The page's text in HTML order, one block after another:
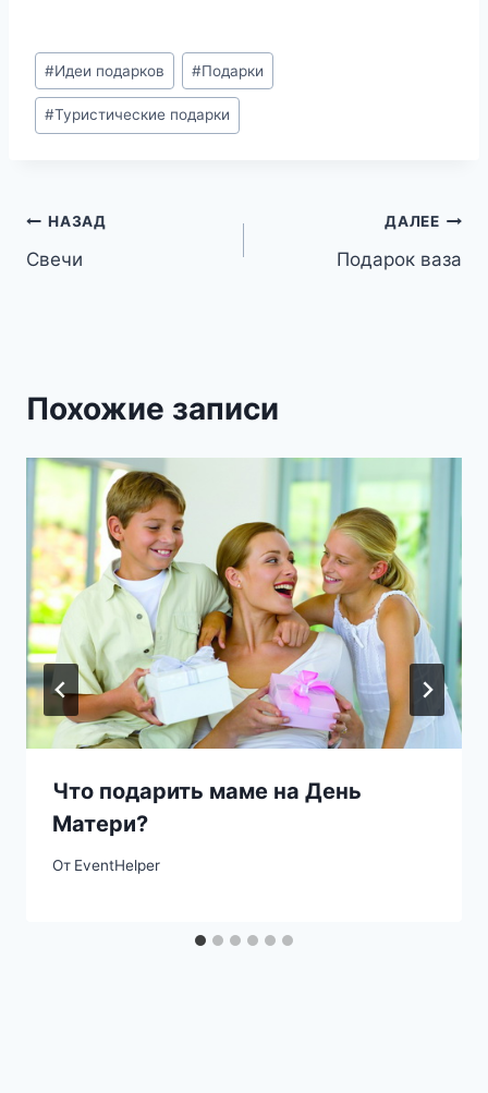
Метки
записи:
#Идеи подарков #Подарки
#Туристические подарки
Навигация
по
НАЗАД
Свечи
ДАЛЕЕ
Подарок ваза
Похожие записи
Что подарить маме на День
Матери?
От EventHelper